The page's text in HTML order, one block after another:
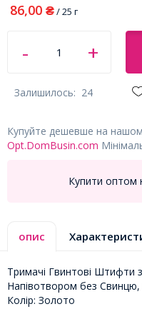
86,00 ₴/ 25 г
Залишилось: 24
Купуйте дешевше на
Opt.DomBusin.com
Купити оптом
опис
Тримачі Гвинтові Штифти
Напівотвором без
Колір: Золото